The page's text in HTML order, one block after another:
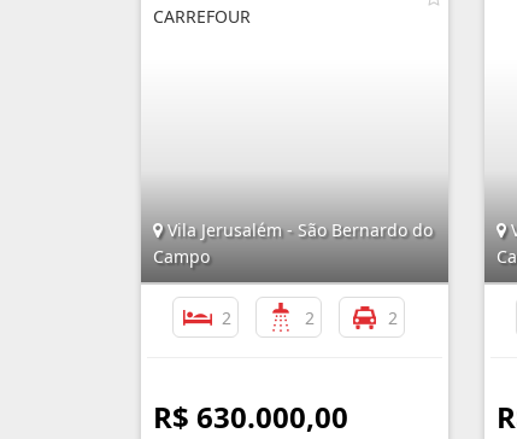
CARREFOUR
Vila Jerusalém - São Bernardo do
Campo
2 2 2
R$ 630.000,00